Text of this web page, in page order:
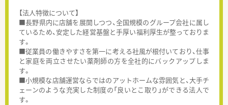
【法人特徴について】
■長野県内に店舗を展開しつつ、全国規模のグループ会社に属し
ているため、安定した経営基盤と手厚い福利厚生が整っておりま
す。
■従業員の働きやすさを第一に考える社風が根付いており、仕事
と家庭を両立させたい薬剤師の方を全社的にバックアップしま
す。
■小規模な店舗運営ならではのアットホームな雰囲気と、大手チ
ェーンのような充実した制度の「良いとこ取り」ができる法人で
す。